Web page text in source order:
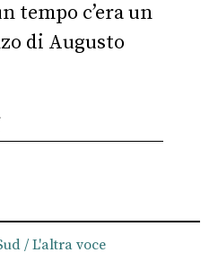
tempo c’era un
di Augusto
/ L'altra voce